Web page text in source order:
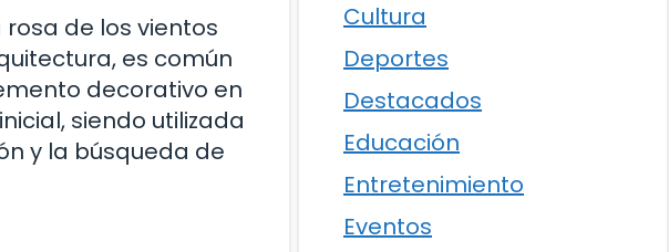
de los vientos
es común
decorativo en
siendo utilizada
y la búsqueda de
Cultura
Deportes
Destacados
Educación
Entretenimiento
Eventos